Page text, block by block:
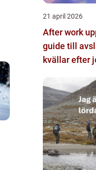
21 april 2026
After work
guide till
kvällar efter